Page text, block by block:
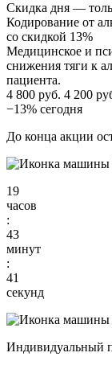
Скидка дня —
Кодирование от
со скидкой 13%
Медицинское и
снижения тяги к
пациента.
4 800 руб. 4 200
−13% сегодня
До конца акции
19
часов
:
43
минут
:
40
секунд
Индивидуальный